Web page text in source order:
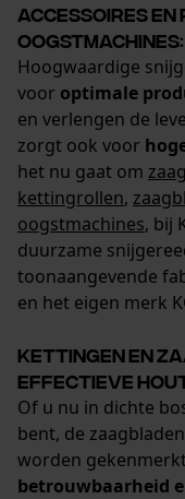
Accessoires
Hoogwaardige
voor optimale
en verlengen de
zorgt ook voor
het nu gaat om
kettingrollen,
oogstmachines, bij
duurzame
toonaangevende
en het eigen merk
Kettingen en
effectieve
Of u nu in dichte
bent, de
worden
betrouwbaarheid